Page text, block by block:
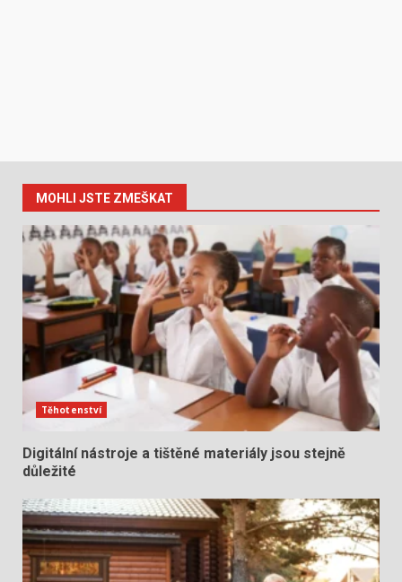
MOHLI JSTE ZMEŠKAT
Těhotenství
Digitální nástroje a tištěné materiály jsou stejně
důležité